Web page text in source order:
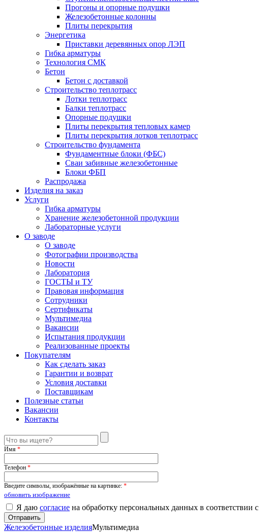
Прогоны и опорные подушки
Железобетонные колонны
Плиты перекрытия
Энергетика
Приставки деревянных опор ЛЭП
Гибка арматуры
Технология СМК
Бетон
Бетон с доставкой
Строительство теплотрасс
Лотки теплотрасс
Балки теплотрасс
Опорные подушки
Плиты перекрытия тепловых камер
Плиты перекрытия лотков теплотрасс
Строительство фундамента
Фундаментные блоки (ФБС)
Сваи забивные железобетонные
Блоки ФБП
Распродажа
Изделия на заказ
Услуги
Гибка арматуры
Хранение железобетонной продукции
Лабораторные услуги
О заводе
О заводе
Фотографии производства
Новости
Лаборатория
ГОСТЫ и ТУ
Правовая информация
Сотрудники
Сертификаты
Мультимедиа
Вакансии
Испытания продукции
Реализованные проекты
Покупателям
Как сделать заказ
Гарантии и возврат
Условия доставки
Поставщикам
Полезные статьи
Вакансии
Контакты
Имя *
Телефон *
Введите символы, изображённые на картинке: *
обновить изображение
Я даю согласие на обработку персональных данных в соответствии с
Железобетонные изделияМультимедиа